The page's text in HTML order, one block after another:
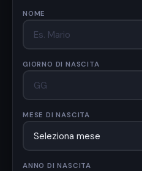
NOME
GIORNO DI NASCITA
MESE DI NASCITA
ANNO DI NASCITA